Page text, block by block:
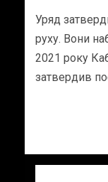
Уряд
руху. Вони
2021 року
затвердив